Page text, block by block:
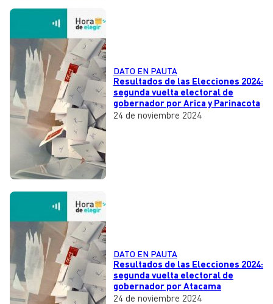
DATO EN PAUTA
Resultados de las Elecciones 2024:
segunda vuelta electoral de
gobernador por Arica y Parinacota
24 de noviembre 2024
DATO EN PAUTA
Resultados de las Elecciones 2024:
segunda vuelta electoral de
gobernador por Atacama
24 de noviembre 2024